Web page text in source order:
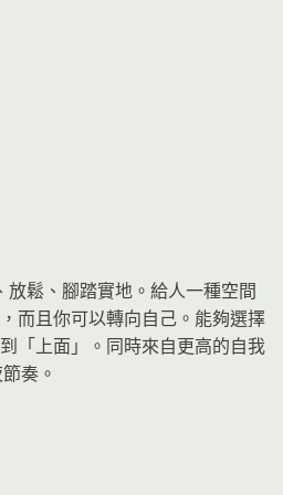
鬆、腳踏實地。給人一種空間
而且你可以轉向自己。能夠選擇
「上面」。同時來自更高的自我
奏。